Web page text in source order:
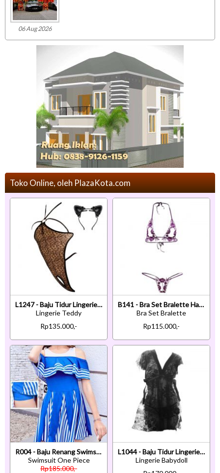
06 Aug 2026
Toko Online, oleh PlazaKota.com
L1247 - Baju Tidur Lingerie Teddy Bodysuit Dress Halter Macan Tutul Coklat Transparan Open Cup Crotc
Lingerie Teddy
Rp135.000,-
B141 - Bra Set Bralette Halter Open Cup Ungu Celana Dalam Crotchless
Bra Set Bralette
Rp115.000,-
R004 - Baju Renang Swimsuit One Piece Biru Cup Busa
Swimsuit One Piece
Rp185.000,-
L1044 - Baju Tidur Lingerie Babydoll Mini Dress Hitam Transparan Tali Ikat Samping
Lingerie Babydoll